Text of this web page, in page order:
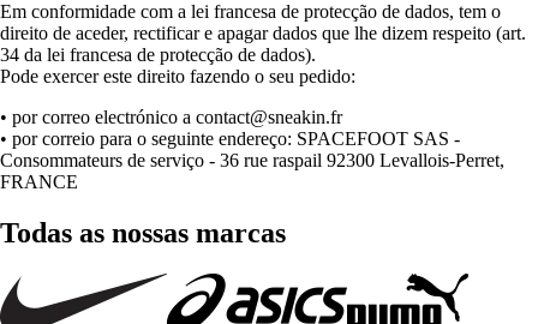
Em conformidade com a lei francesa de protecção de dados, tem o
direito de aceder, rectificar e apagar dados que lhe dizem respeito (art.
34 da lei francesa de protecção de dados).
Pode exercer este direito fazendo o seu pedido:
• por correo electrónico a contact@sneakin.fr
• por correio para o seguinte endereço: SPACEFOOT SAS -
Consommateurs de serviço - 36 rue raspail 92300 Levallois-Perret,
FRANCE
Todas as nossas marcas